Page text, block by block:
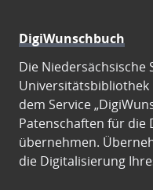
DigiWunschbuch
Die Niedersächsische
Universitätsbibliothek
dem Service
Patenschaften für die
übernehmen.
die Digitalisierung